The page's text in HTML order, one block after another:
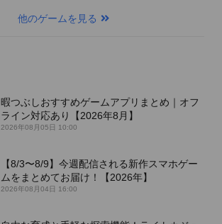
他のゲームを見る
暇つぶしおすすめゲームアプリまとめ｜オフ
ライン対応あり【2026年8月】
2026年08月05日 10:00
【8/3〜8/9】今週配信される新作スマホゲー
ムをまとめてお届け！【2026年】
2026年08月04日 16:00